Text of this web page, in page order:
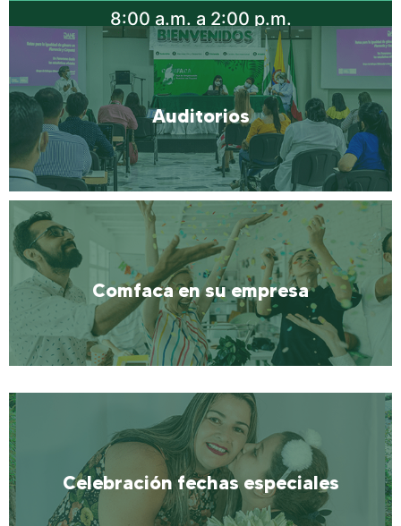
8:00 a.m. a 2:00 p.m.
Auditorios
Auditorios
Más Información
Comfaca en su empresa
Comfaca en su empresa
Más Información
Celebración fechas especiales